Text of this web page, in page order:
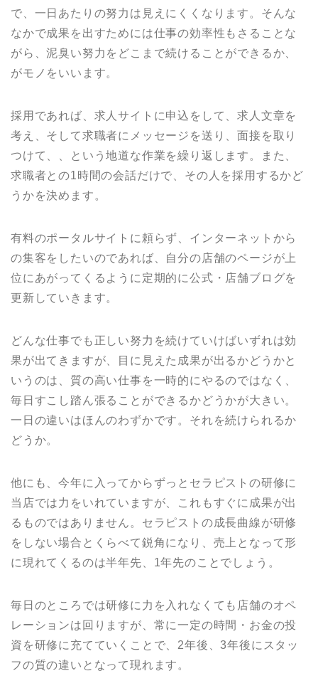
で、一日あたりの努力は見えにくくなります。そんな
なかで成果を出すためには仕事の効率性もさることな
がら、泥臭い努力をどこまで続けることができるか、
がモノをいいます。
採用であれば、求人サイトに申込をして、求人文章を
考え、そして求職者にメッセージを送り、面接を取り
つけて、、という地道な作業を繰り返します。また、
求職者との1時間の会話だけで、その人を採用するかど
うかを決めます。
有料のポータルサイトに頼らず、インターネットから
の集客をしたいのであれば、自分の店舗のページが上
位にあがってくるように定期的に公式・店舗ブログを
更新していきます。
どんな仕事でも正しい努力を続けていけばいずれは効
果が出てきますが、目に見えた成果が出るかどうかと
いうのは、質の高い仕事を一時的にやるのではなく、
毎日すこし踏ん張ることができるかどうかが大きい。
一日の違いはほんのわずかです。それを続けられるか
どうか。
他にも、今年に入ってからずっとセラピストの研修に
当店では力をいれていますが、これもすぐに成果が出
るものではありません。セラピストの成長曲線が研修
をしない場合とくらべて鋭角になり、売上となって形
に現れてくるのは半年先、1年先のことでしょう。
毎日のところでは研修に力を入れなくても店舗のオペ
レーションは回りますが、常に一定の時間・お金の投
資を研修に充てていくことで、2年後、3年後にスタッ
フの質の違いとなって現れます。